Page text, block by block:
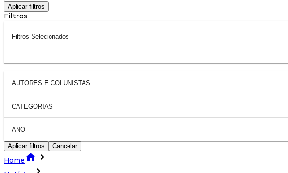
Aplicar filtros
Filtros
Filtros Selecionados
AUTORES E COLUNISTAS
CATEGORIAS
ANO
Aplicar filtros Cancelar
Home